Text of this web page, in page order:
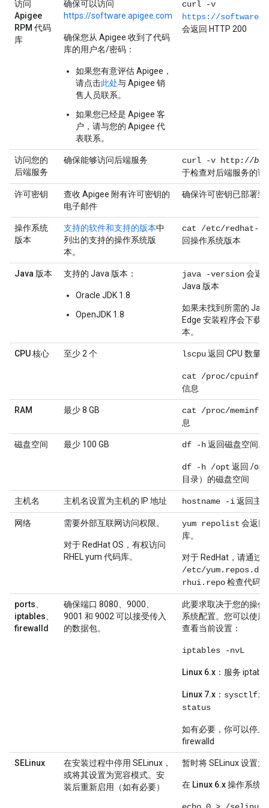
访问
Apigee
RPM 代码
库
确保可以访问
https://software.apigee.com
确保您从 Apigee 收到了代码
库的用户名/密码：
如果您有意评估 Apigee，
请点击此处与 Apigee 销
售人员联系。
如果您已经是 Apigee 客
户，请与您的 Apigee 代
表联系。
curl -v
https://
会返回 HTTP 200
访问您的
后端服务
确保能够访问后端服务 curl -v http://
于检查对后端服务的访
许可密钥
查收 Apigee 附有许可密钥的
电子邮件
确保许可密钥已部署到
操作系统
版本
支持的软件和支持的版本中
列出的支持的操作系统版
本。
cat /etc/redhat-
回操作系统版本
Java 版本 支持的 Java 版本：
Oracle JDK 1.8
OpenJDK 1.8
java -version会返
Java 版本
如果未找到所需的
Edge 安装程序会下载
本。
CPU 核心 至少 2 个 lscpu返回 CPU 数量
cat /proc/cpuinfo
信息
RAM 最少 8 GB cat /proc/meminfo
息
磁盘空间 最少 100 GB df -h返回磁盘空间。
df -h /opt 返回 /opt
目录）的磁盘空间
主机名 主机名设置为主机的 IP 地址 hostname -i返回主
网络 需要外部互联网访问权限。
对于 RedHat OS，有权访问
RHEL yum 代码库。
yum repolist 会返回
库。
对于 RedHat，请通过
/etc/yum.repos.d/
rhui.repo检查代码
ports、
iptables、
firewalld
确保端口 8080、9000、
9001 和 9002 可以接受传入
的数据包。
此要求取决于您的操作
系统配置。您可以使用
查看当前设置：
iptables -nvL
Linux 6.x ：服务
Linux 7.x ：
status
如有必要，你可以停止
firewalld
SELinux
在安装过程中停用 SELinux，
或将其设置为宽容模式。安
装后重新启用（如有必要）
暂时将 SELinux 设置
在 Linux 6.x 操作系统上